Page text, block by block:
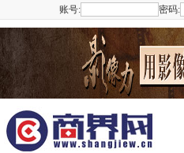
账号: 密码: